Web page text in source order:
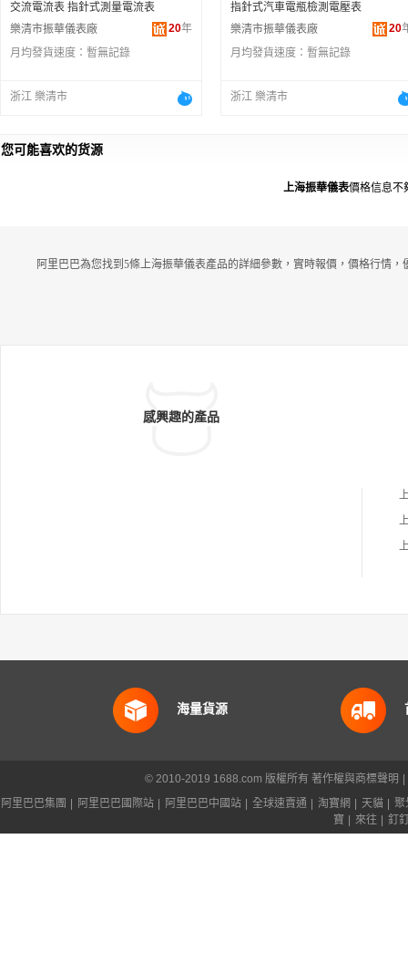
交流電流表 指針式測量電流表
樂清市振華儀表廠
20年
月均發貨速度： 暫無記錄
浙江 樂清市
指針式汽車電瓶檢測電壓表
樂清市振華儀表廠
20
月均發貨速度： 暫無記錄
浙江 樂清市
您可能喜欢的货源
上海振華儀表價格信息不
阿里巴巴為您找到5條上海振華儀表產品的詳細參數，實時報價，價格行情，
感興趣的產品
海量貨源
© 2010-2019 1688.com 版權所有 著作權與商標聲明
阿里巴巴集團
阿里巴巴國際站 阿里巴巴中國站 全球速賣通 淘寶網 天貓
聚
寶
來往 釘